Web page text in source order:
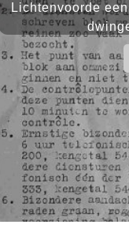
Lichtenvoorde